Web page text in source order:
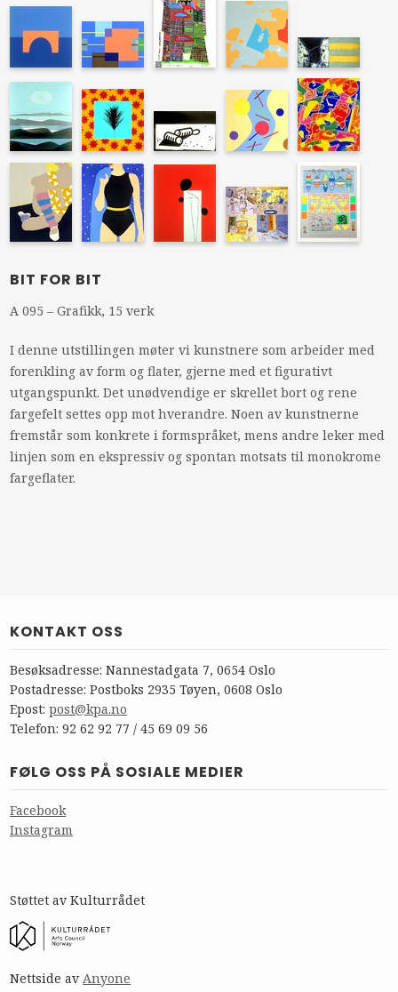
BIT FOR BIT
A 095 – Grafikk, 15 verk
I denne utstillingen møter vi kunstnere som arbeider med
forenkling av form og flater, gjerne med et figurativt
utgangspunkt. Det unødvendige er skrellet bort og rene
fargefelt settes opp mot hverandre. Noen av kunstnerne
fremstår som konkrete i formspråket, mens andre leker med
linjen som en ekspressiv og spontan motsats til monokrome
fargeflater.
KONTAKT OSS
Besøksadresse: Nannestadgata 7, 0654 Oslo
Postadresse: Postboks 2935 Tøyen, 0608 Oslo
Epost:post@kpa.no
Telefon: 92 62 92 77 / 45 69 09 56
FØLG OSS PÅ SOSIALE MEDIER
Facebook
Instagram
Støttet av Kulturrådet
Nettside avAnyone